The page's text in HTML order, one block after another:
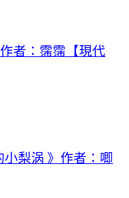
者：霈霈【現代
小梨涡 》作者：唧